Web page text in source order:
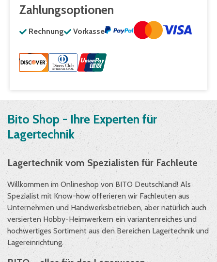
Zahlungsoptionen
Rechnung Vorkasse
Bito Shop - Ihre Experten für
Lagertechnik
Lagertechnik vom Spezialisten für Fachleute
Willkommen im Onlineshop von BITO Deutschland! Als
Spezialist mit Know-how offerieren wir Fachleuten aus
Unternehmen und Handwerksbetrieben, aber natürlich auch
versierten Hobby-Heimwerkern ein variantenreiches und
hochwertiges Sortiment aus den Bereichen Lagertechnik und
Lagereinrichtung.